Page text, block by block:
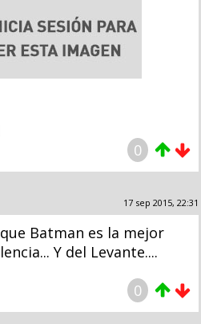
0
17 sep 2015, 22:31
Batman es la mejor
Y del Levante....
0